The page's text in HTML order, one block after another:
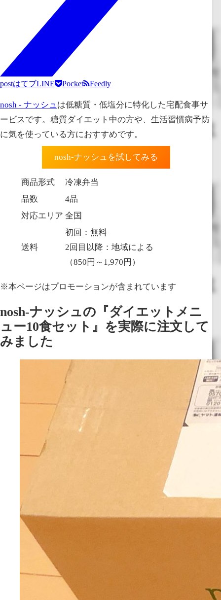
postはてブLINE Pocket Feedly
nosh - ナッシュは低糖質・低塩分に特化した宅配食事サ
ービスです。糖質ダイエット中の方や、生活習慣病予防
に気を使っている方におすすめです。
nosh-ナッシュを試してみる
商品形式
冷凍弁当
品数
4品
対応エリア 全国
送料
初回：無料
2回目以降：地域による
（850円～1,970円）
※本ページはプロモーションが含まれています
nosh-ナッシュの『ダイエットメニ
ュー10食セット』を実際に注文して
みました